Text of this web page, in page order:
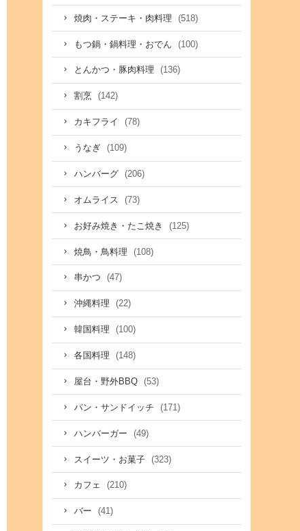
焼肉・ステーキ・肉料理 (518)
もつ鍋・鍋料理・おでん (100)
とんかつ・豚肉料理 (136)
割烹 (142)
カキフライ (78)
うなぎ (109)
ハンバーグ (206)
オムライス (73)
お好み焼き・たこ焼き (125)
焼鳥・鳥料理 (108)
串かつ (47)
沖縄料理 (22)
韓国料理 (100)
各国料理 (148)
屋台・野外BBQ (53)
パン・サンドイッチ (171)
ハンバーガー (49)
スイーツ・お菓子 (323)
カフェ (210)
バー (41)